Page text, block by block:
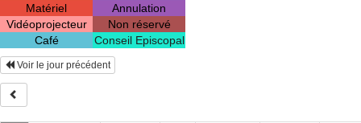
Matériel
Annulation
Vidéoprojecteur
Non réservé
Café
Conseil Episcopal
Voir le jour précédent